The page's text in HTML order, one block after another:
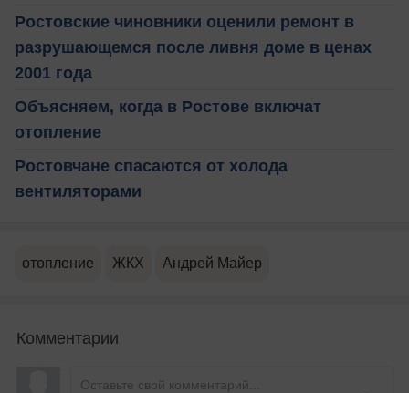
Ростовские чиновники оценили ремонт в
разрушающемся после ливня доме в ценах
2001 года
Объясняем, когда в Ростове включат
отопление
Ростовчане спасаются от холода
вентиляторами
отопление ЖКХ Андрей Майер
Комментарии